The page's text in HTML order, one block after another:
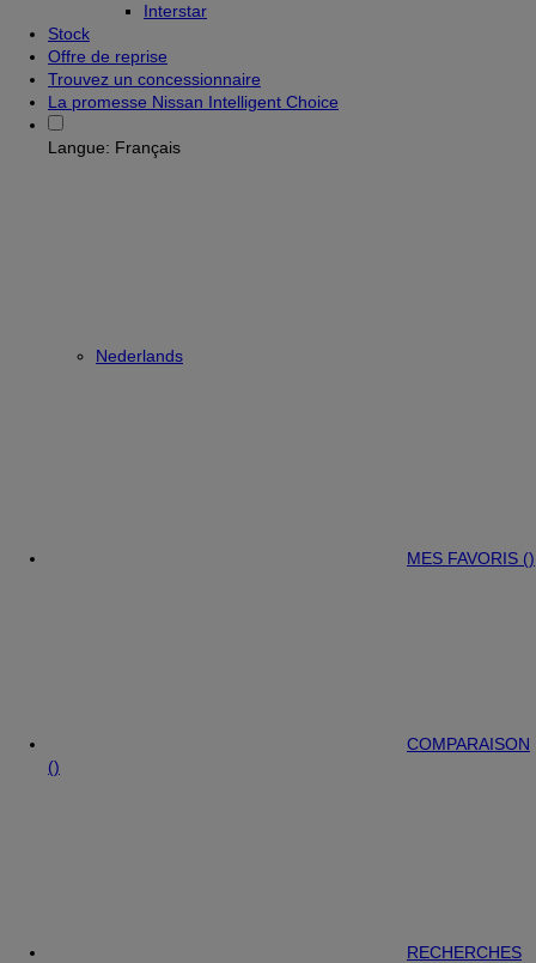
Interstar
Stock
Offre de reprise
Trouvez un concessionnaire
La promesse Nissan Intelligent Choice
Langue: Français
Nederlands
MES FAVORIS ()
COMPARAISON
()
RECHERCHES